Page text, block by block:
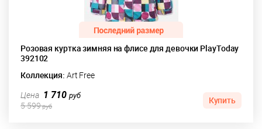
Розовая куртка зимняя на флисе для девочки PlayToday
392102
Коллекция: Art Free
Цена 1 710 руб
5 599руб
Купить